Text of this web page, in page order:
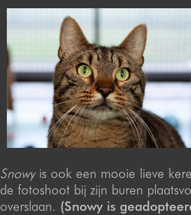
Snowyis ook een mooie lieve
de fotoshoot bij zijn buren
overslaan. (Snowy is